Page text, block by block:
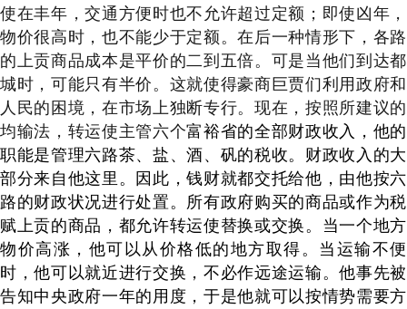
使在丰年，交通方便时也不允许超过定额；即使凶年，
物价很高时，也不能少于定额。在后一种情形下，各路
的上贡商品成本是平价的二到五倍。可是当他们到达都
城时，可能只有半价。这就使得豪商巨贾们利用政府和
人民的困境，在市场上独断专行。现在，按照所建议的
均输法，转运使主管六个富裕省的全部财政收入，他的
职能是管理六路茶、盐、酒、矾的税收。财政收入的大
部分来自他这里。因此，钱财就都交托给他，由他按六
路的财政状况进行处置。所有政府购买的商品或作为税
赋上贡的商品，都允许转运使替换或交换。当一个地方
物价高涨，他可以从价格低的地方取得。当运输不便
时，他可以就近进行交换，不必作远途运输。他事先被
告知中央政府一年的用度，于是他就可以按情势需要方